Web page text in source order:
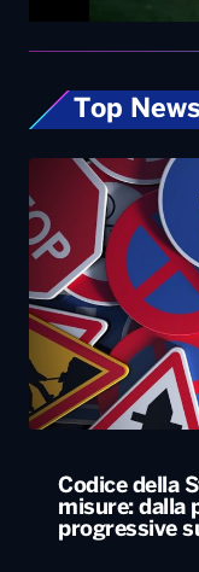
Top News
Codice della
misure: dalla
progressive